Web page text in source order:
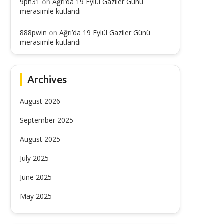
merasimle kutlandı
888pwin on Ağrı’da 19 Eylül Gaziler Günü
merasimle kutlandı
Archives
August 2026
September 2025
August 2025
July 2025
June 2025
May 2025